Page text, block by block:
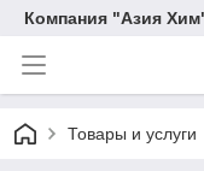
Компания "Азия
Товары и услуги